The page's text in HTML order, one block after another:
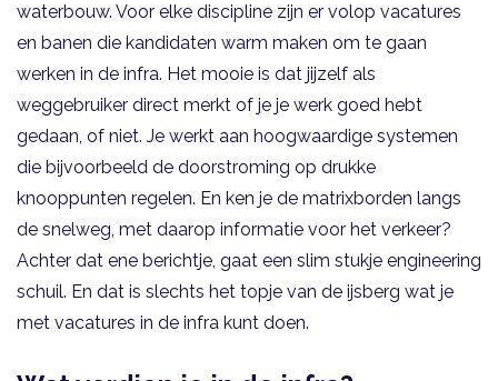
waterbouw. Voor elke discipline zijn er volop vacatures
en banen die kandidaten warm maken om te gaan
werken in de infra. Het mooie is dat jijzelf als
weggebruiker direct merkt of je je werk goed hebt
gedaan, of niet. Je werkt aan hoogwaardige systemen
die bijvoorbeeld de doorstroming op drukke
knooppunten regelen. En ken je de matrixborden langs
de snelweg, met daarop informatie voor het verkeer?
Achter dat ene berichtje, gaat een slim stukje engineering
schuil. En dat is slechts het topje van de ijsberg wat je
met vacatures in de infra kunt doen.